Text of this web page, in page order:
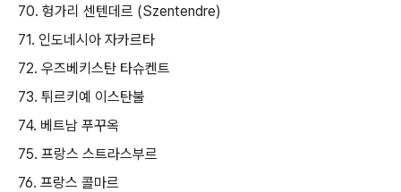
70. 헝가리 센텐데르 (Szentendre)
71. 인도네시아 자카르타
72. 우즈베키스탄 타슈켄트
73. 튀르키예 이스탄불
74. 베트남 푸꾸옥
75. 프랑스 스트라스부르
76. 프랑스 콜마르